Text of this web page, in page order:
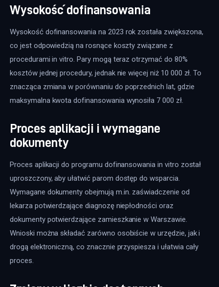
Wysokość dofinansowania
Wysokość dofinansowania na 2023 rok została zwiększona,
co jest odpowiedzią na rosnące koszty związane z
procedurami in vitro. Pary mogą teraz otrzymać do 80%
kosztów jednej procedury, jednak nie więcej niż 10 000 zł. To
znacząca zmiana w porównaniu do poprzednich lat, gdzie
maksymalna kwota dofinansowania wynosiła 7 000 zł.
Proces aplikacji i wymagane
dokumenty
Proces aplikacji do programu dofinansowania in vitro został
uproszczony, aby ułatwić parom dostęp do wsparcia.
Wymagane dokumenty obejmują m.in. zaświadczenie od
lekarza potwierdzające diagnozę niepłodności oraz
dokumenty potwierdzające zamieszkanie w Warszawie.
Wnioski można składać zarówno osobiście w urzędzie, jak i
drogą elektroniczną, co znacznie przyspiesza i ułatwia cały
proces.